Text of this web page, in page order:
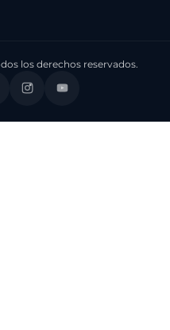
los derechos reservados.